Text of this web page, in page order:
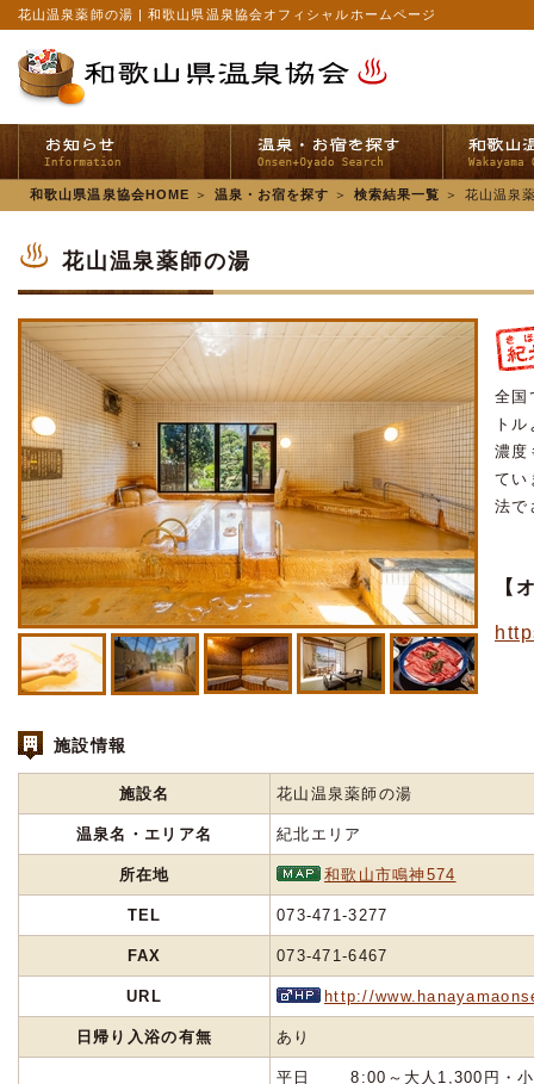
花山温泉薬師の湯 | 和歌山県温泉協会オフィシャルホームページ
和歌山県温泉協会HOME ＞ 温泉・お宿を探す ＞ 検索結果一覧 ＞ 花山温泉
花山温泉薬師の湯
全国
ト
濃度
てい
法で
【
施設情報
施設名 花山温泉薬師の湯
温泉名・エリア名 紀北エリア
所在地 和歌山市鳴神574
TEL 073-471-3277
FAX 073-471-6467
URL http://
日帰り入浴の有無 あり
平日 8:00～大人1,300円・小